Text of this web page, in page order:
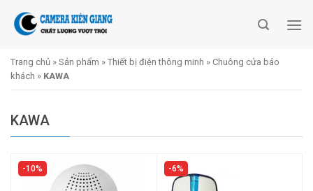
Trang chủ » Sản phẩm » Thiết bị điện thông minh » Chuông cửa báo
khách » KAWA
KAWA
10% 6%